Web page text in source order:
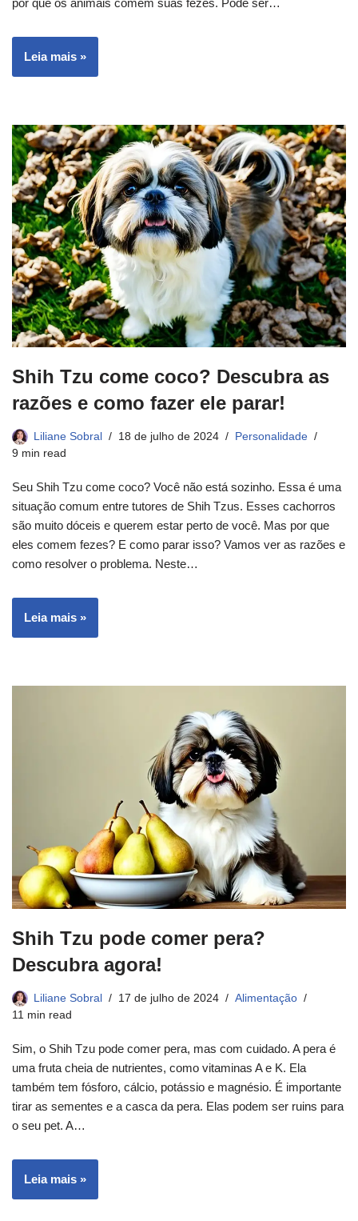
Leia mais »
Shih Tzu come coco? Descubra as
razões e como fazer ele parar!
Liliane Sobral 18 de julho de 2024
Personalidade
9 min read
Seu Shih Tzu come coco? Você não está sozinho. Essa é uma
situação comum entre tutores de Shih Tzus. Esses cachorros
são muito dóceis e querem estar perto de você. Mas por que
eles comem fezes? E como parar isso? Vamos ver as razões e
como resolver o problema. Neste…
Leia mais »
Shih Tzu pode comer pera?
Descubra agora!
Liliane Sobral 17 de julho de 2024
Alimentação
11 min read
Sim, o Shih Tzu pode comer pera, mas com cuidado. A pera é
uma fruta cheia de nutrientes, como vitaminas A e K. Ela
também tem fósforo, cálcio, potássio e magnésio. É importante
tirar as sementes e a casca da pera. Elas podem ser ruins para
o seu pet. A…
Leia mais »